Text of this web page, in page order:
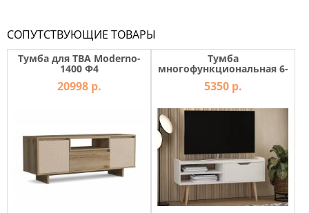
СОПУТСТВУЮЩИЕ ТОВАРЫ
Тумба для ТВА Moderno-
1400 Ф4
20998 р.
Тумба
многофункциональная 6-
56032
5350 р.